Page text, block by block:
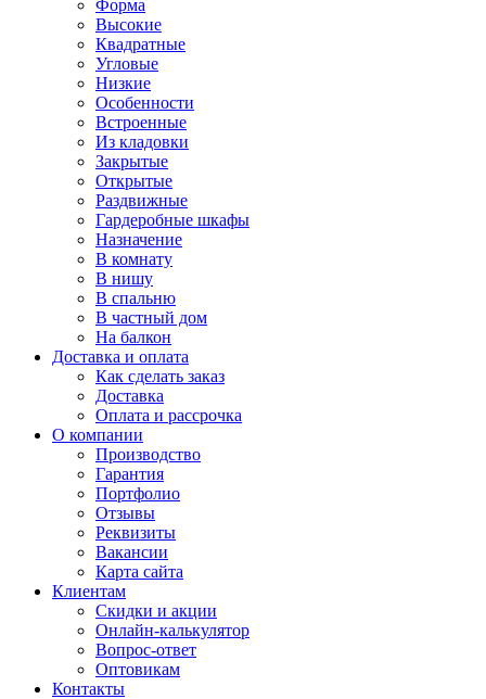
Форма
Высокие
Квадратные
Угловые
Низкие
Особенности
Встроенные
Из кладовки
Закрытые
Открытые
Раздвижные
Гардеробные шкафы
Назначение
В комнату
В нишу
В спальню
В частный дом
На балкон
Доставка и оплата
Как сделать заказ
Доставка
Оплата и рассрочка
О компании
Производство
Гарантия
Портфолио
Отзывы
Реквизиты
Вакансии
Карта сайта
Клиентам
Скидки и акции
Онлайн-калькулятор
Вопрос-ответ
Оптовикам
Контакты